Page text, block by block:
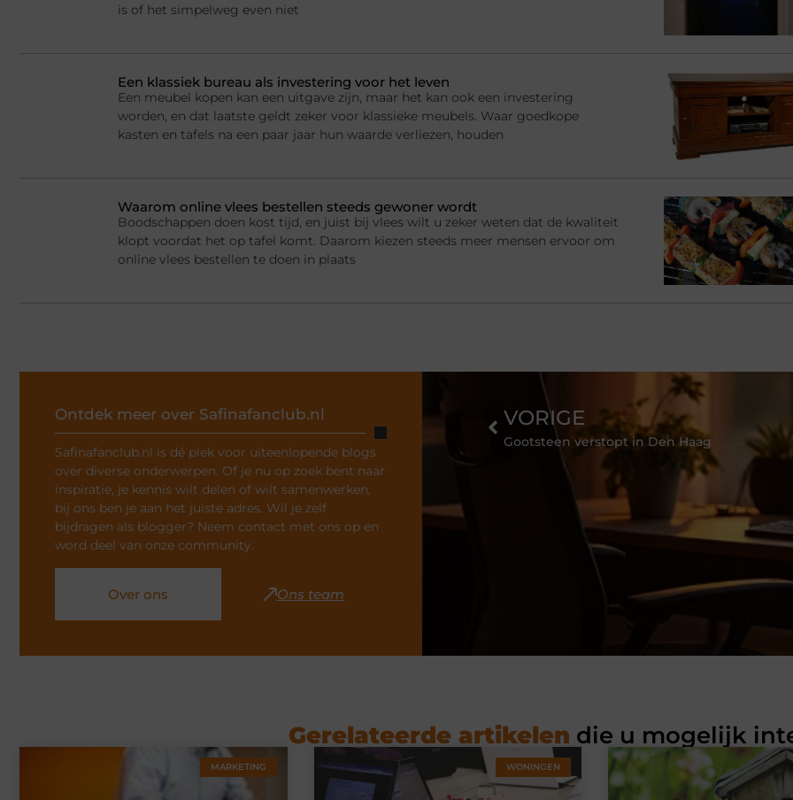
is of het simpelweg even niet
Een klassiek bureau als investering voor het leven
Een meubel kopen kan een uitgave zijn, maar het kan ook een investering
worden, en dat laatste geldt zeker voor klassieke meubels. Waar goedkope
kasten en tafels na een paar jaar hun waarde verliezen, houden
Waarom online vlees bestellen steeds gewoner wordt
Boodschappen doen kost tijd, en juist bij vlees wilt u zeker weten dat de kwaliteit
klopt voordat het op tafel komt. Daarom kiezen steeds meer mensen ervoor om
online vlees bestellen te doen in plaats
Ontdek meer over Safinafanclub.nl
Safinafanclub.nl is dé plek voor uiteenlopende blogs
over diverse onderwerpen. Of je nu op zoek bent naar
inspiratie, je kennis wilt delen of wilt samenwerken,
bij ons ben je aan het juiste adres. Wil je zelf
bijdragen als blogger? Neem contact met ons op en
word deel van onze community.
Over ons Ons team
VORIGE
Gootsteen verstopt in Den Haag
Gerelateerde artikelen die u mogelijk
MARKETING WONINGEN